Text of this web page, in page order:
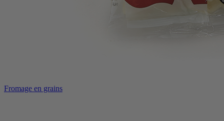
Fromage en grains